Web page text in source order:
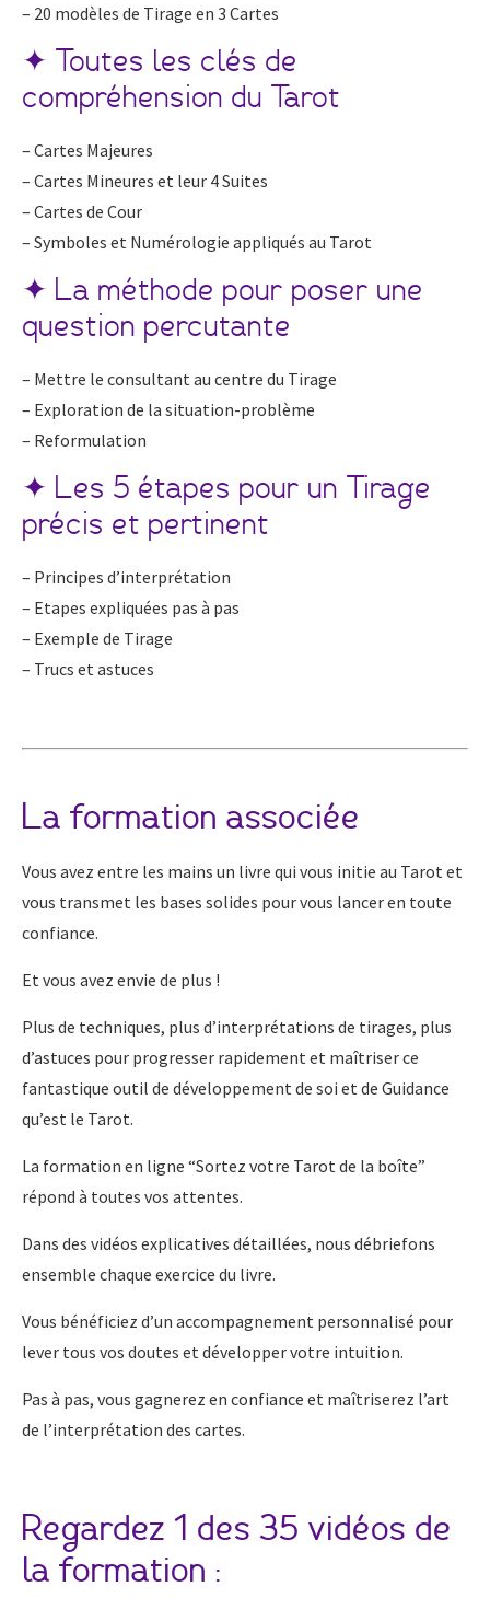
– 20 modèles de Tirage en 3 Cartes
✦ Toutes les clés de
compréhension du Tarot
– Cartes Majeures
– Cartes Mineures et leur 4 Suites
– Cartes de Cour
– Symboles et Numérologie appliqués au Tarot
✦ La méthode pour poser une
question percutante
– Mettre le consultant au centre du Tirage
– Exploration de la situation-problème
– Reformulation
✦ Les 5 étapes pour un Tirage
précis et pertinent
– Principes d’interprétation
– Etapes expliquées pas à pas
– Exemple de Tirage
– Trucs et astuces
La formation associée
Vous avez entre les mains un livre qui vous initie au Tarot et
vous transmet les bases solides pour vous lancer en toute
confiance.
Et vous avez envie de plus !
Plus de techniques, plus d’interprétations de tirages, plus
d’astuces pour progresser rapidement et maîtriser ce
fantastique outil de développement de soi et de Guidance
qu’est le Tarot.
La formation en ligne “Sortez votre Tarot de la boîte”
répond à toutes vos attentes.
Dans des vidéos explicatives détaillées, nous débriefons
ensemble chaque exercice du livre.
Vous bénéficiez d’un accompagnement personnalisé pour
lever tous vos doutes et développer votre intuition.
Pas à pas, vous gagnerez en confiance et maîtriserez l’art
de l’interprétation des cartes.
Regardez 1 des 35 vidéos de
la formation :